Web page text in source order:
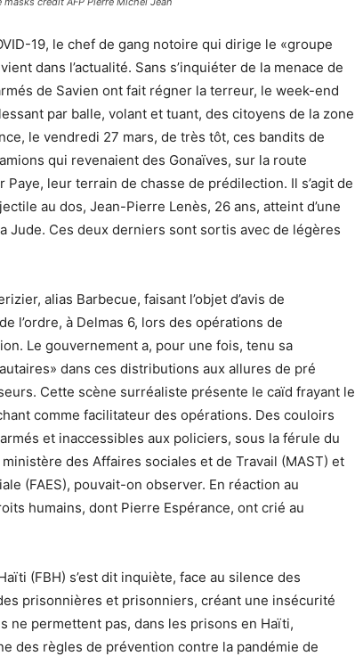
19, le chef de gang notoire qui dirige le «groupe
dans l’actualité. Sans s’inquiéter de la menace de
de Savien ont fait régner la terreur, le week-end
par balle, volant et tuant, des citoyens de la zone
le vendredi 27 mars, de très tôt, ces bandits de
qui revenaient des Gonaïves, sur la route
leur terrain de chasse de prédilection. Il s’agit de
au dos, Jean-Pierre Lenès, 26 ans, atteint d’une
Jude. Ces deux derniers sont sortis avec de légères
alias Barbecue, faisant l’objet d’avis de
l’ordre, à Delmas 6, lors des opérations de
Le gouvernement a, pour une fois, tenu sa
dans ces distributions aux allures de pré
Cette scène surréaliste présente le caïd frayant le
comme facilitateur des opérations. Des couloirs
et inaccessibles aux policiers, sous la férule du
des Affaires sociales et de Travail (MAST) et
(FAES), pouvait-on observer. En réaction au
humains, dont Pierre Espérance, ont crié au
(FBH) s’est dit inquiète, face au silence des
prisonnières et prisonniers, créant une insécurité
ne permettent pas, dans les prisons en Haïti,
des règles de prévention contre la pandémie de